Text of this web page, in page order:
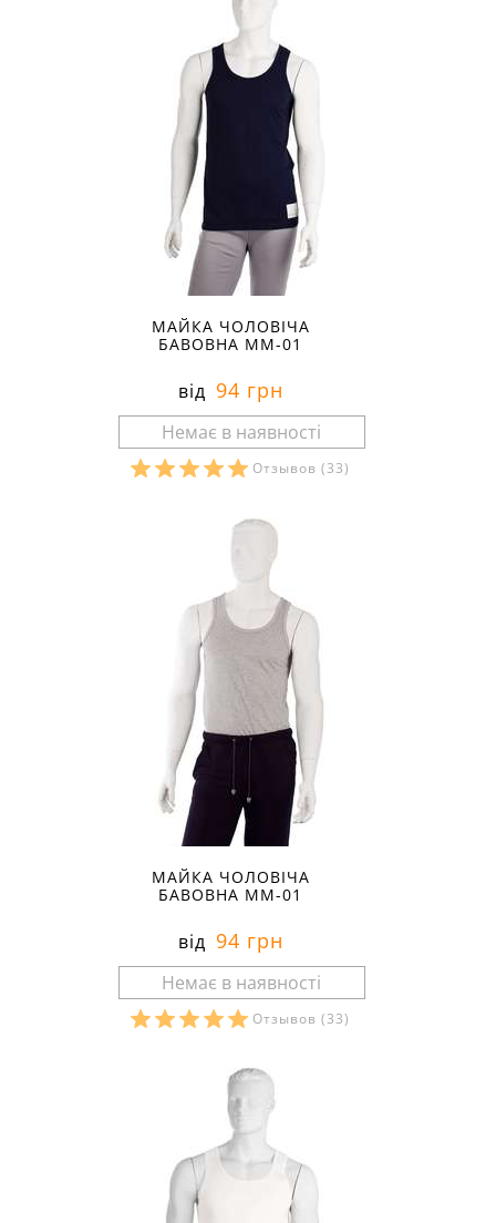
МАЙКА ЧОЛОВІЧА
БАВОВНА ММ-01
від 94 грн
Отзывов (33)
МАЙКА ЧОЛОВІЧА
БАВОВНА ММ-01
від 94 грн
Отзывов (33)